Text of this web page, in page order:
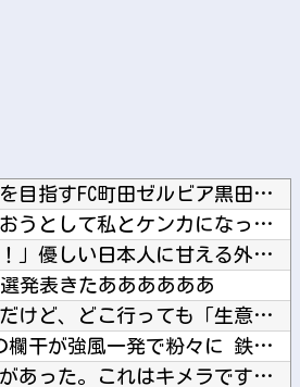
今季もタイトル獲得を目指すFC町田ゼルビア黒田剛監督が抱負を...
彼氏が『この車』買おうとして私とケンカになってるんだけどｗｗ...
海外「日本が正しい！」優しい日本人に甘える外国人に海外が大騒...
発表きたああああああ
何度も転職してるんだけど、どこ行っても「生意気」と悪く言われ...
【悲報】 中国、橋の欄干が強風一発で粉々に 鉄筋ゼロ 当局「...
そこには目と口と鼻があった。これはキメラですか？ → 謎の生...